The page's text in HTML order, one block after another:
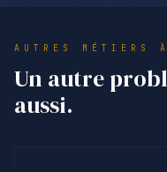
AUTRES MÉTIERS
Un autre
aussi.